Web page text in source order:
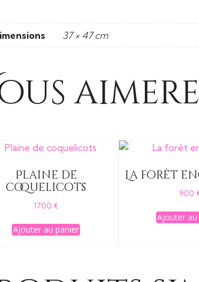
37 × 47 cm
Plaine de
coquelicots
1700 €
Ajouter au panier
La forêt
900
Ajouter au